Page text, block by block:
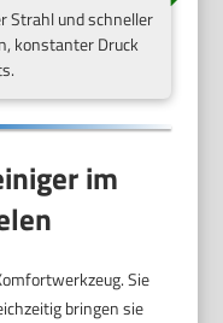
Strahl und schneller
konstanter Druck
im
Sie
bringen sie